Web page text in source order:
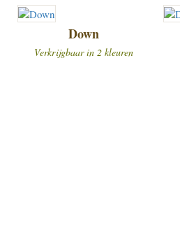
Down
Verkrijgbaar in 2 kleuren